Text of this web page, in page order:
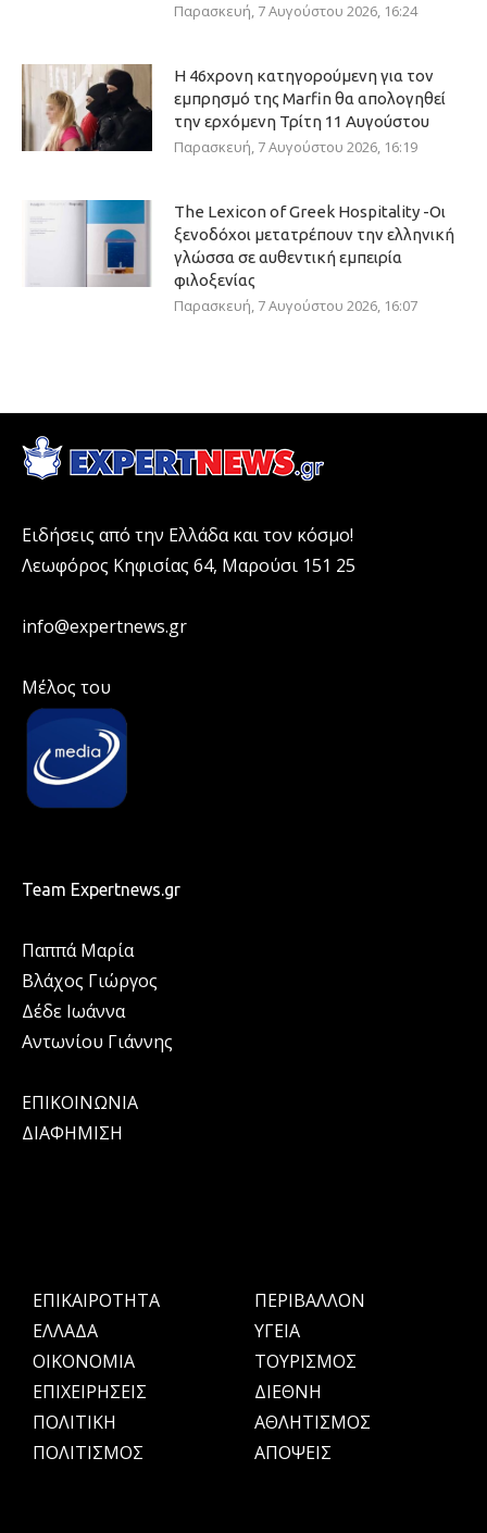
Παρασκευή, 7 Αυγούστου 2026, 16:24
Η 46χρονη κατηγορούμενη για τον
εμπρησμό της Marfin θα απολογηθεί
την ερχόμενη Τρίτη 11 Αυγούστου
Παρασκευή, 7 Αυγούστου 2026, 16:19
The Lexicon of Greek Hospitality -Οι
ξενοδόχοι μετατρέπουν την ελληνική
γλώσσα σε αυθεντική εμπειρία
φιλοξενίας
Παρασκευή, 7 Αυγούστου 2026, 16:07
Ειδήσεις από την Ελλάδα και τον κόσμο!
Λεωφόρος Κηφισίας 64, Μαρούσι 151 25
info@expertnews.gr
Μέλος του
Team Expertnews.gr
Παππά Μαρία
Βλάχος Γιώργος
Δέδε Ιωάννα
Αντωνίου Γιάννης
ΕΠΙΚΟΙΝΩΝΙΑ
ΔΙΑΦΗΜΙΣΗ
ΕΠΙΚΑΙΡΟΤΗΤΑ
ΕΛΛΑΔΑ
OIKONOMIA
ΕΠΙΧΕΙΡΗΣΕΙΣ
ΠΟΛΙΤΙΚΗ
ΠΟΛΙΤΙΣΜΟΣ
ΠΕΡΙΒΑΛΛΟΝ
ΥΓΕΙΑ
ΤΟΥΡΙΣΜΟΣ
ΔΙΕΘΝΗ
ΑΘΛΗΤΙΣΜΟΣ
ΑΠΟΨΕΙΣ